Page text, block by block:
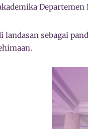
Departemen
landasan sebagai